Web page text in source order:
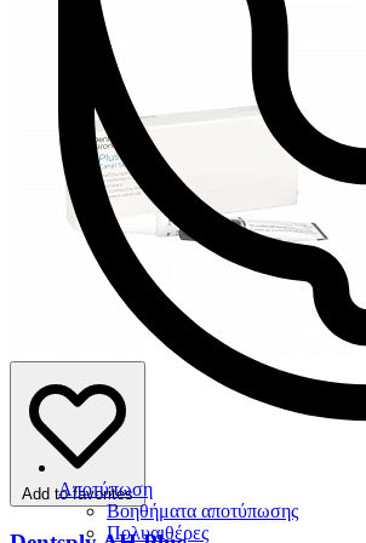
Αποτύπωση
Βοηθήματα αποτύπωσης
Πολυαιθέρες
Add to favorites